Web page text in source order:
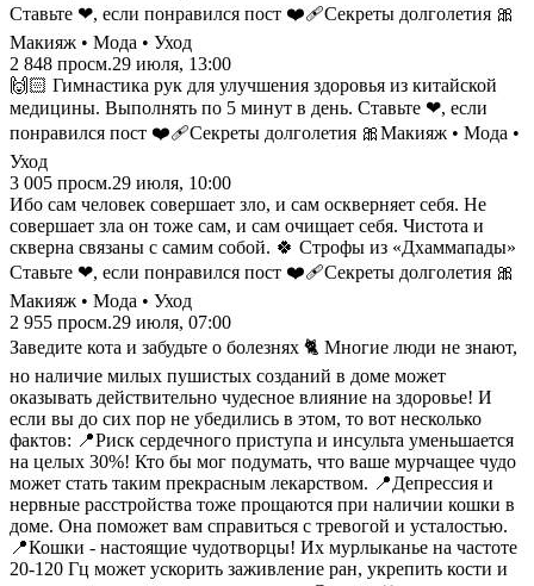
Ставьте ❤, если понравился пост ❤️‍🩹Секреты долголетия 🎀
Макияж • Мода • Уход
2 848 просм.29 июля, 13:00
🙌🏻 Гимнастика рук для улучшения здоровья из китайской
медицины. Выполнять по 5 минут в день. Ставьте ❤, если
понравился пост ❤️‍🩹Секреты долголетия 🎀Макияж • Мода •
Уход
3 005 просм.29 июля, 10:00
Ибо сам человек совершает зло, и сам оскверняет себя. Не
совершает зла он тоже сам, и сам очищает себя. Чистота и
скверна связаны с самим собой. 🍀 Строфы из «Дхаммапады»
Ставьте ❤, если понравился пост ❤️‍🩹Секреты долголетия 🎀
Макияж • Мода • Уход
2 955 просм.29 июля, 07:00
Заведите кота и забудьте о болезнях 🐈 Многие люди не знают,
но наличие милых пушистых созданий в доме может
оказывать действительно чудесное влияние на здоровье! И
если вы до сих пор не убедились в этом, то вот несколько
фактов: 📍Риск сердечного приступа и инсульта уменьшается
на целых 30%! Кто бы мог подумать, что ваше мурчащее чудо
может стать таким прекрасным лекарством. 📍Депрессия и
нервные расстройства тоже прощаются при наличии кошки в
доме. Она поможет вам справиться с тревогой и усталостью.
📍Кошки - настоящие чудотворцы! Их мурлыканье на частоте
20-120 Гц может ускорить заживление ран, укрепить кости и